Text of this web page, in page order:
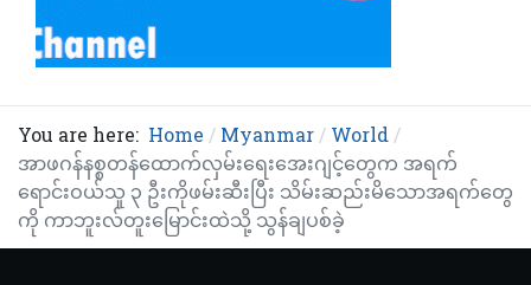
You are here: Home Myanmar
World
အာဖဂန်နစ္စတန်ထောက်လှမ်းရေးအေးဂျင့်တွေက အရက်
ရောင်းဝယ်သူ ၃ ဦးကိုဖမ်းဆီးပြီး သိမ်းဆည်းမိသောအရက်တွေ
ကို ကာဘူးလ်တူးမြောင်းထဲသို့ သွန်ချပစ်ခဲ့